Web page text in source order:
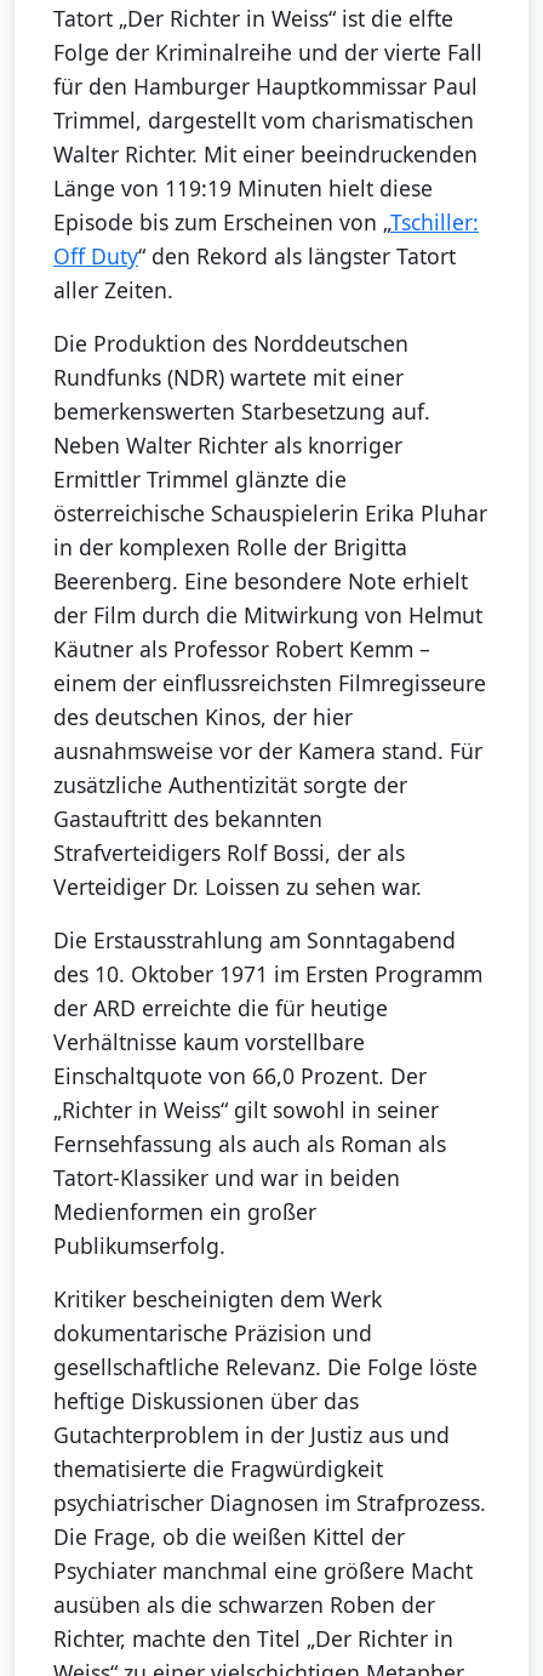
Tatort „Der Richter in Weiss“ ist die elfte
Folge der Kriminalreihe und der vierte Fall
für den Hamburger Hauptkommissar Paul
Trimmel, dargestellt vom charismatischen
Walter Richter. Mit einer beeindruckenden
Länge von 119:19 Minuten hielt diese
Episode bis zum Erscheinen von „Tschiller:
Off Duty“ den Rekord als längster Tatort
aller Zeiten.
Die Produktion des Norddeutschen
Rundfunks (NDR) wartete mit einer
bemerkenswerten Starbesetzung auf.
Neben Walter Richter als knorriger
Ermittler Trimmel glänzte die
österreichische Schauspielerin Erika Pluhar
in der komplexen Rolle der Brigitta
Beerenberg. Eine besondere Note erhielt
der Film durch die Mitwirkung von Helmut
Käutner als Professor Robert Kemm –
einem der einflussreichsten Filmregisseure
des deutschen Kinos, der hier
ausnahmsweise vor der Kamera stand. Für
zusätzliche Authentizität sorgte der
Gastauftritt des bekannten
Strafverteidigers Rolf Bossi, der als
Verteidiger Dr. Loissen zu sehen war.
Die Erstausstrahlung am Sonntagabend
des 10. Oktober 1971 im Ersten Programm
der ARD erreichte die für heutige
Verhältnisse kaum vorstellbare
Einschaltquote von 66,0 Prozent. Der
„Richter in Weiss“ gilt sowohl in seiner
Fernsehfassung als auch als Roman als
Tatort-Klassiker und war in beiden
Medienformen ein großer
Publikumserfolg.
Kritiker bescheinigten dem Werk
dokumentarische Präzision und
gesellschaftliche Relevanz. Die Folge löste
heftige Diskussionen über das
Gutachterproblem in der Justiz aus und
thematisierte die Fragwürdigkeit
psychiatrischer Diagnosen im Strafprozess.
Die Frage, ob die weißen Kittel der
Psychiater manchmal eine größere Macht
ausüben als die schwarzen Roben der
Richter, machte den Titel „Der Richter in